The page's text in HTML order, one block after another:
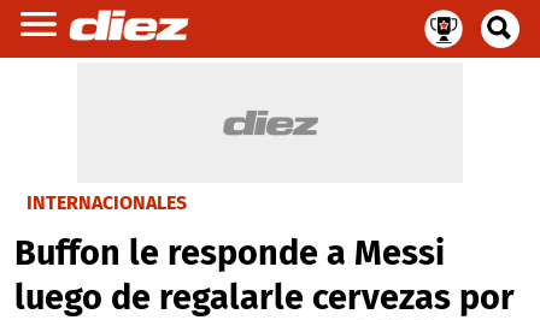
INTERNACIONALES
Buffon le responde a Messi
luego de regalarle cervezas por